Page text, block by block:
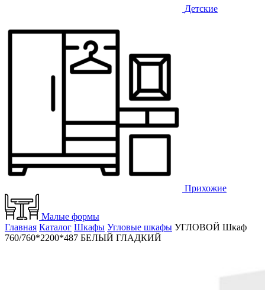
Детские
Прихожие
Малые формы
Главная Каталог Шкафы Угловые шкафы УГЛОВОЙ Шкаф
760/760*2200*487 БЕЛЫЙ ГЛАДКИЙ